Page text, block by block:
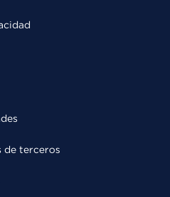
de terceros